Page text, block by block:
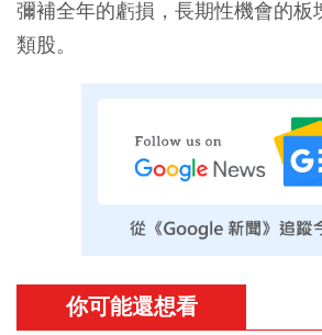
彌補全年的虧損，長期性機會的板
類股。